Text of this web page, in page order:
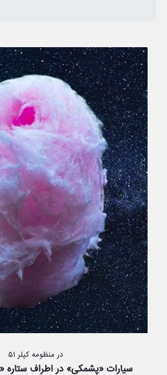
در منظومه کپلر ۵۱
سیارات «پشمکی» در اطراف ستاره